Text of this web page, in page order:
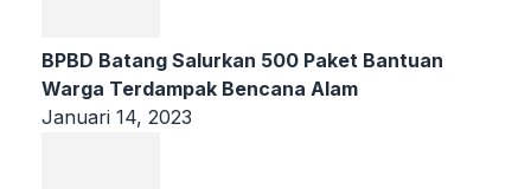
BPBD Batang Salurkan 500 Paket Bantuan
Warga Terdampak Bencana Alam
Januari 14, 2023